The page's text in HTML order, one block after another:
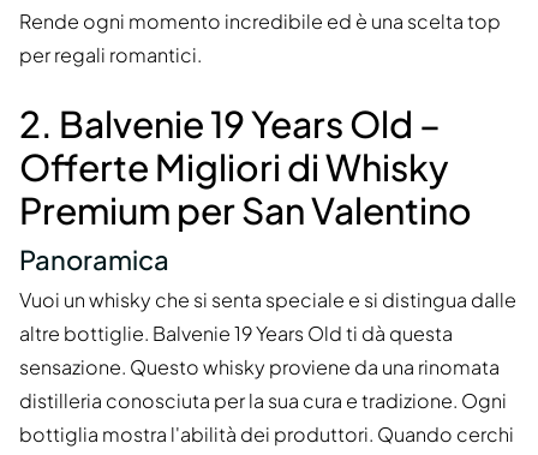
Rende ogni momento incredibile ed è una scelta top
per regali romantici.
2. Balvenie 19 Years Old –
Offerte Migliori di Whisky
Premium per San Valentino
Panoramica
Vuoi un whisky che si senta speciale e si distingua dalle
altre bottiglie. Balvenie 19 Years Old ti dà questa
sensazione. Questo whisky proviene da una rinomata
distilleria conosciuta per la sua cura e tradizione. Ogni
bottiglia mostra l'abilità dei produttori. Quando cerchi